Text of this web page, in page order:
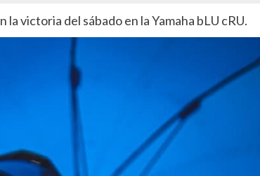
victoria del sábado en la Yamaha bLU cRU.